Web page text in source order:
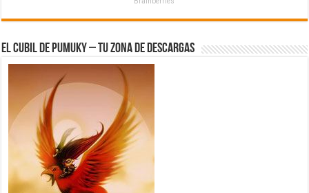
El Cubil de Pumuky – Tu zona de Descargas